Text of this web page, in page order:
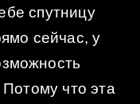
спутницу
сейчас, у
что эта